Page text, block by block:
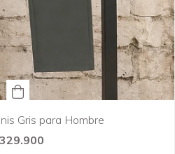
Gris para Hombre